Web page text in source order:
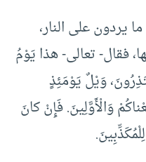
يردون على النار،
فقال- تعالى- هذا يَوْمُ
وَيْلٌ يَوْمَئِذٍ
وَالْأَوَّلِينَ. فَإِنْ كانَ